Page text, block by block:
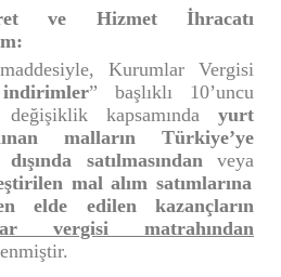
ve Hizmet İhracatı
Kurumlar Vergisi
” başlıklı 10’uncu
değişiklik kapsamında yurt
malların Türkiye’ye
satılmasından veya
mal alım satımlarına
elde edilen kazançların
vergisi matrahından